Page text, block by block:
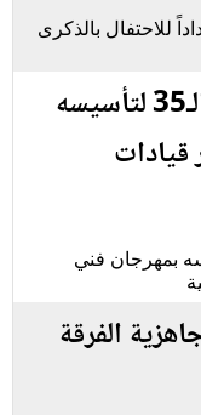
للاحتفال بالذكرى
تعز.. الإصلاح يحتفل بالذكرى الـ35 لتأسيسه
بالذكرى الـ35 لتأسيسه بمهرجان فني
الفرقة